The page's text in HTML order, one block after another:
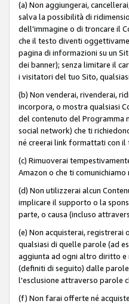
(a) Non aggiungerai,
salva la possibilità di
dell'immagine o di troncare il
che il testo diventi
pagina di informazioni su un
dei banner); senza limitare il
i visitatori del tuo Sito,
(b) Non venderai, rivenderai,
incorpora, o mostra qualsiasi
del contenuto del Programma
social network) che ti
né creerai link formattati con il
(c) Rimuoverai
Amazon o che ti
(d) Non utilizzerai alcun
implicare il supporto o la
parte, o causa (incluso
(e) Non acquisterai,
qualsiasi di quelle parole (ad
aggiunta ad ogni altro diritto e
(definiti di seguito) dalle
l'esclusione attraverso parole
(f) Non farai offerte né